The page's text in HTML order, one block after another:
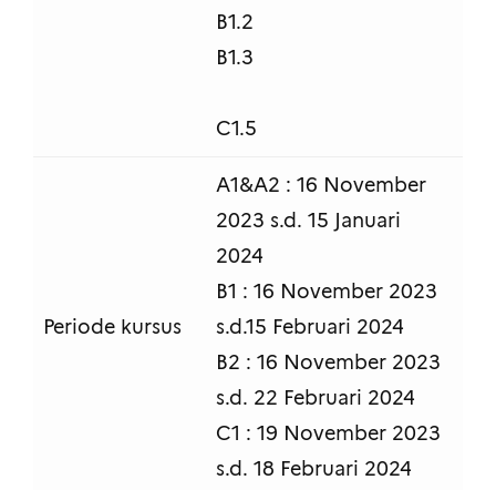
B1.2
B1.3
C1.5
Periode kursus
A1&A2 : 16 November
2023 s.d. 15 Januari
2024
B1 : 16 November 2023
s.d.15 Februari 2024
B2 : 16 November 2023
s.d. 22 Februari 2024
C1 : 19 November 2023
s.d. 18 Februari 2024